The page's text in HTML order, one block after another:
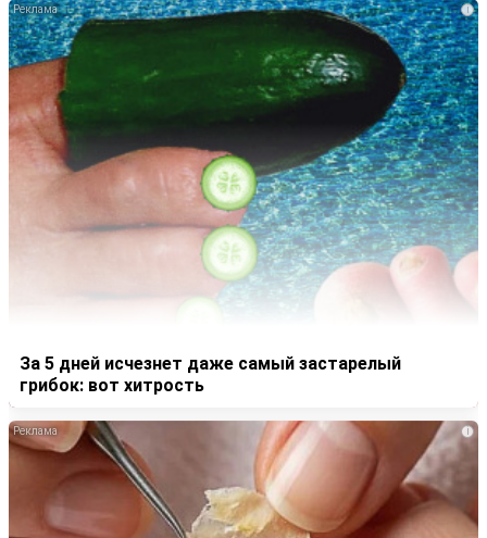
i
За 5 дней исчезнет даже самый застарелый
грибок: вот хитрость
i